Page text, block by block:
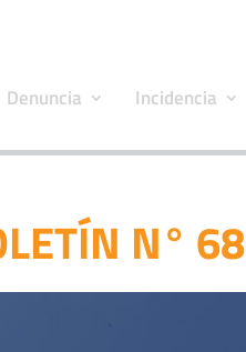
Denuncia Incidencia
N° 68